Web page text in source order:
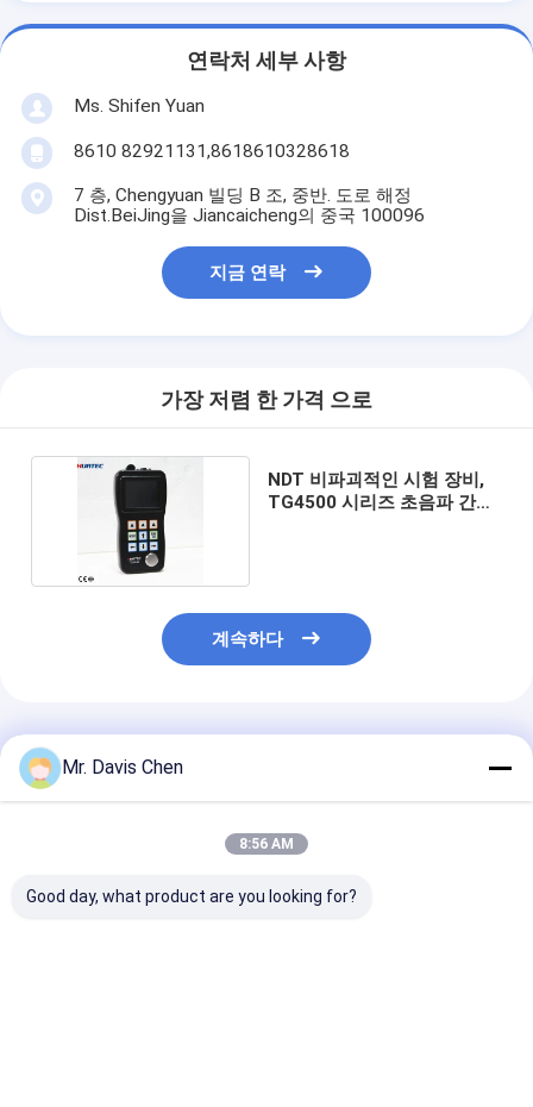
연락처 세부 사항
Ms. Shifen Yuan
8610 82921131,8618610328618
7 층, Chengyuan 빌딩 B 조, 중반. 도로 해정
Dist.BeiJing을 Jiancaicheng의 중국 100096
지금 연락
가장 저렴 한 가격 으로
NDT 비파괴적인 시험 장비,
TG4500 시리즈 초음파 간격
계속하다
추천된 제품
Mr. Davis Chen
8:56 AM
Good day, what product are you looking for?